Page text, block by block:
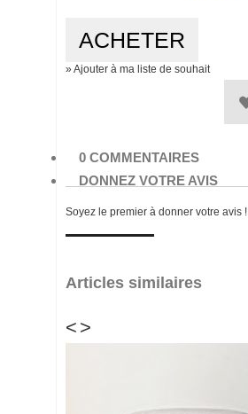
» Ajouter à ma liste de souhait
0 COMMENTAIRES
DONNEZ VOTRE AVIS
Soyez le premier à donner votre avis !
Articles similaires
< >